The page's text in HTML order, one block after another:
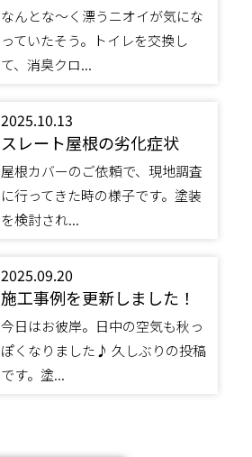
なんとな～く漂うニオイが気にな
っていたそう。トイレを交換し
て、消臭クロ...
2025.10.13
スレート屋根の劣化症状
屋根カバーのご依頼で、現地調査
に行ってきた時の様子です。塗装
を検討され...
2025.09.20
施工事例を更新しました！
今日はお彼岸。日中の空気も秋っ
ぽくなりました♪ 久しぶりの投稿
です。塗...